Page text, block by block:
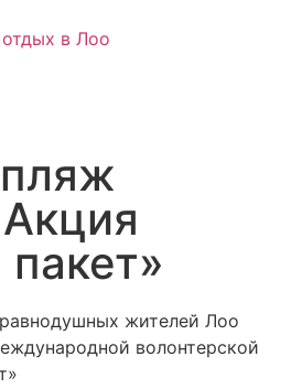
в Лоо
жителей Лоо
волонтерской